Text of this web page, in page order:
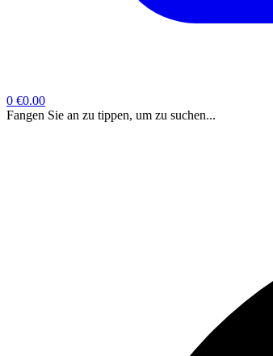
0 €0.00
Fangen Sie an zu tippen, um zu suchen...